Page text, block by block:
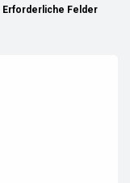
Erforderliche Felder